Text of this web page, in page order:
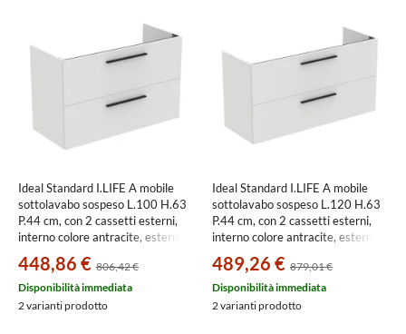
Ideal Standard I.LIFE A mobile
sottolavabo sospeso L.100 H.63
P.44 cm, con 2 cassetti esterni,
interno colore antracite, esterno
T5257DU
448,86 € 806,42 €
Disponibilità immediata
2 varianti prodotto
Ideal Standard I.LIFE A mobile
sottolavabo sospeso L.120 H.63
P.44 cm, con 2 cassetti esterni,
interno colore antracite, esterno
T5258DU
489,26 € 879,01 €
Disponibilità immediata
2 varianti prodotto